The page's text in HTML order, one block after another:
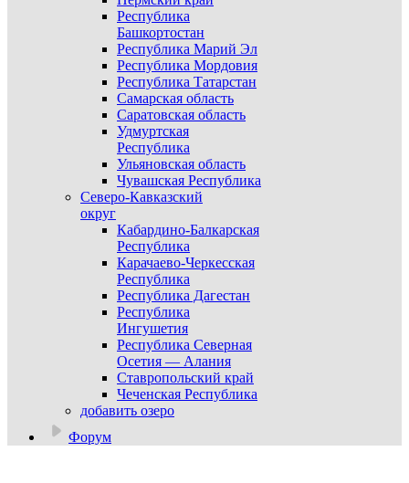
Республика
Башкортостан
Республика Марий Эл
Республика Мордовия
Республика Татарстан
Самарская область
Саратовская область
Удмуртская
Республика
Ульяновская область
Чувашская Республика
Северо-Кавказский
округ
Кабардино-Балкарская
Республика
Карачаево-Черкесская
Республика
Республика Дагестан
Республика
Ингушетия
Республика Северная
Осетия — Алания
Ставропольский край
Чеченская Республика
добавить озеро
Форум